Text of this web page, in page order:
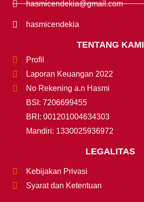
hasmicendekia@gmail.com
hasmicendekia
TENTANG KAMI
Profil
Laporan Keuangan 2022
No Rekening a.n Hasmi
BSI: 7206699455
BRI: 001201004634303
Mandiri: 1330025936972
LEGALITAS
Kebijakan Privasi
Syarat dan Ketentuan